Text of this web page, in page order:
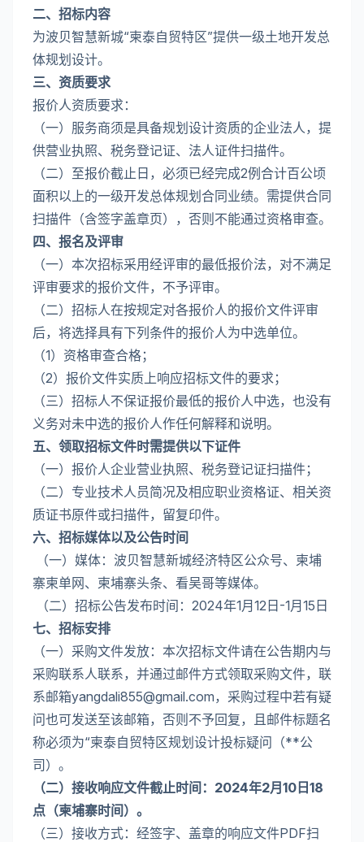
二、招标内容
为波贝智慧新城“柬泰自贸特区”提供一级土地开发总
体规划设计。
三、资质要求
报价人资质要求：
（一）服务商须是具备规划设计资质的企业法人，提
供营业执照、税务登记证、法人证件扫描件。
（二）至报价截止日，必须已经完成2例合计百公顷
面积以上的一级开发总体规划合同业绩。需提供合同
扫描件（含签字盖章页），否则不能通过资格审查。
四、报名及评审
（一）本次招标采用经评审的最低报价法，对不满足
评审要求的报价文件，不予评审。
（二）招标人在按规定对各报价人的报价文件评审
后，将选择具有下列条件的报价人为中选单位。
（1）资格审查合格；
（2）报价文件实质上响应招标文件的要求；
（三）招标人不保证报价最低的报价人中选，也没有
义务对未中选的报价人作任何解释和说明。
五、领取招标文件时需提供以下证件
（一）报价人企业营业执照、税务登记证扫描件；
（二）专业技术人员简况及相应职业资格证、相关资
质证书原件或扫描件，留复印件。
六、招标媒体以及公告时间
（一）媒体：波贝智慧新城经济特区公众号、柬埔
寨柬单网、柬埔寨头条、看吴哥等媒体。
（二）招标公告发布时间：2024年1月12日-1月15日
七、招标安排
（一）采购文件发放：本次招标文件请在公告期内与
采购联系人联系，并通过邮件方式领取采购文件，联
系邮箱yangdali855@gmail.com，采购过程中若有疑
问也可发送至该邮箱，否则不予回复，且邮件标题名
称必须为“柬泰自贸特区规划设计投标疑问（**公
司）。
（二）接收响应文件截止时间：2024年2月10日18
点（柬埔寨时间）。
（三）接收方式：经签字、盖章的响应文件PDF扫